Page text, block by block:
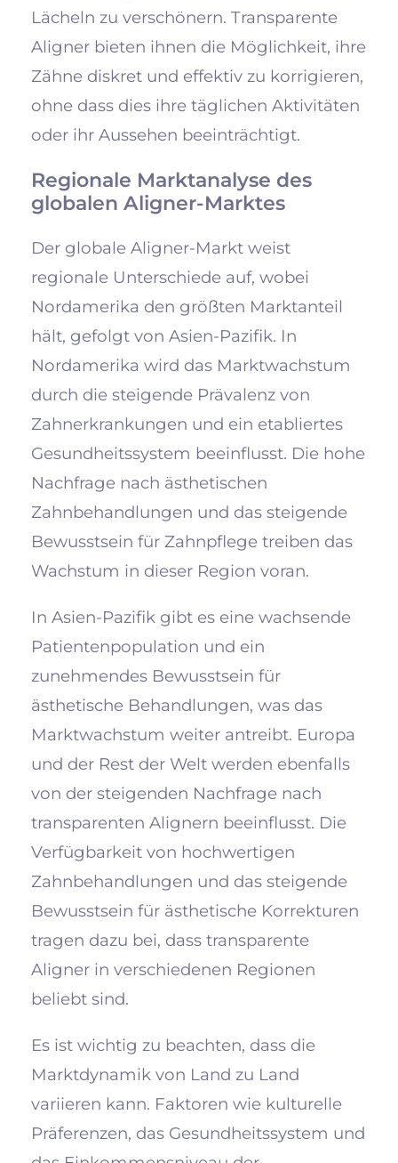
Lächeln zu verschönern. Transparente
Aligner bieten ihnen die Möglichkeit, ihre
Zähne diskret und effektiv zu korrigieren,
ohne dass dies ihre täglichen Aktivitäten
oder ihr Aussehen beeinträchtigt.
Regionale Marktanalyse des
globalen Aligner-Marktes
Der globale Aligner-Markt weist
regionale Unterschiede auf, wobei
Nordamerika den größten Marktanteil
hält, gefolgt von Asien-Pazifik. In
Nordamerika wird das Marktwachstum
durch die steigende Prävalenz von
Zahnerkrankungen und ein etabliertes
Gesundheitssystem beeinflusst. Die hohe
Nachfrage nach ästhetischen
Zahnbehandlungen und das steigende
Bewusstsein für Zahnpflege treiben das
Wachstum in dieser Region voran.
In Asien-Pazifik gibt es eine wachsende
Patientenpopulation und ein
zunehmendes Bewusstsein für
ästhetische Behandlungen, was das
Marktwachstum weiter antreibt. Europa
und der Rest der Welt werden ebenfalls
von der steigenden Nachfrage nach
transparenten Alignern beeinflusst. Die
Verfügbarkeit von hochwertigen
Zahnbehandlungen und das steigende
Bewusstsein für ästhetische Korrekturen
tragen dazu bei, dass transparente
Aligner in verschiedenen Regionen
beliebt sind.
Es ist wichtig zu beachten, dass die
Marktdynamik von Land zu Land
variieren kann. Faktoren wie kulturelle
Präferenzen, das Gesundheitssystem und